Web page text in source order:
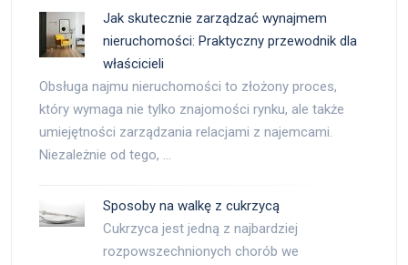
Jak skutecznie zarządzać wynajmem
nieruchomości: Praktyczny przewodnik dla
właścicieli
Obsługa najmu nieruchomości to złożony proces,
który wymaga nie tylko znajomości rynku, ale także
umiejętności zarządzania relacjami z najemcami.
Niezależnie od tego, …
Sposoby na walkę z cukrzycą
Cukrzyca jest jedną z najbardziej
rozpowszechnionych chorób we